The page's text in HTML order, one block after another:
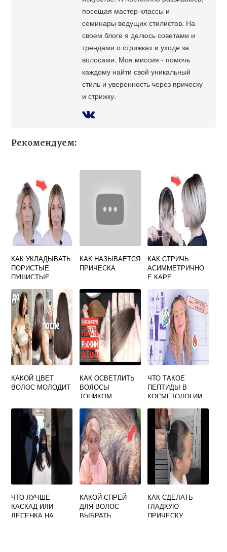
посещая мастер-классы и
семинары ведущих стилистов. На
своем блоге я делюсь советами и
трендами о стрижках и уходе за
волосами. Моя миссия - помочь
каждому найти свой уникальный
стиль и уверенность через прическу
и стрижку.
Рекомендуем:
КАК УКЛАДЫВАТЬ
ПОРИСТЫЕ
ПУШИСТЫЕ
КАК НАЗЫВАЕТСЯ
ПРИЧЕСКА
КАК СТРИЧЬ
АСИММЕТРИЧНО
Е КАРЕ
КАКОЙ ЦВЕТ
ВОЛОС МОЛОДИТ
КАК ОСВЕТЛИТЬ
ВОЛОСЫ
ТОНИКОМ
ЧТО ТАКОЕ
ПЕПТИДЫ В
КОСМЕТОЛОГИИ
ЧТО ЛУЧШЕ
КАСКАД ИЛИ
ЛЕСЕНКА НА
КАКОЙ СПРЕЙ
ДЛЯ ВОЛОС
ВЫБРАТЬ
КАК СДЕЛАТЬ
ГЛАДКУЮ
ПРИЧЕСКУ